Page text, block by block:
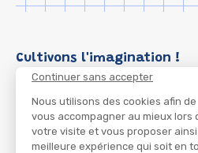
Continuer sans accepter
Nous utilisons des cookies afin de
vous accompagner au mieux lors
votre visite et vous proposer ainsi
meilleure expérience qui soit en
Cultivons l'imagination !